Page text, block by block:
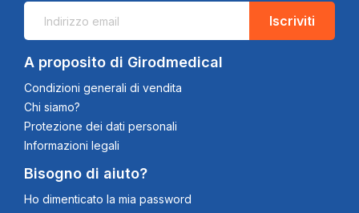
Iscriviti
A proposito di Girodmedical
Condizioni generali di vendita
Chi siamo?
Protezione dei dati personali
Informazioni legali
Bisogno di aiuto?
Ho dimenticato la mia password